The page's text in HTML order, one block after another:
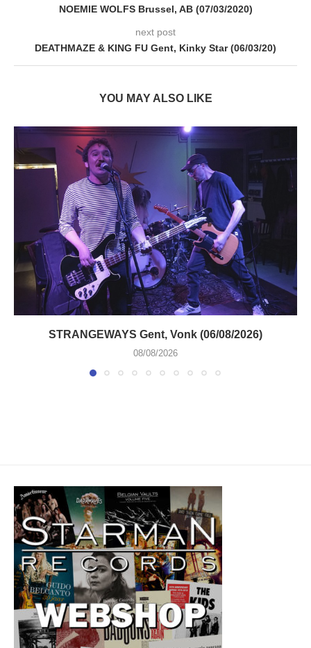
NOEMIE WOLFS Brussel, AB (07/03/2020)
next post
DEATHMAZE & KING FU Gent, Kinky Star (06/03/20)
YOU MAY ALSO LIKE
STRANGEWAYS Gent, Vonk (06/08/2026)
08/08/2026